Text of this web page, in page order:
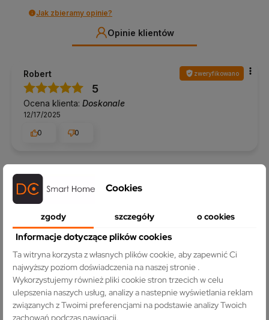
Jak zbieramy opinie?
Opinie klientów
Robert zweryfikowano
5
Ocena klienta: Doskonale
12/17/2025
0
0
Iwona
5
Ocena klienta:
11/5/2025
0
0
Łukasz zweryfikowano
5
Ocena klienta: Doskonale
9/8/2025
Cookies
zgody szczegóły o cookies
Informacje dotyczące plików cookies
Ta witryna korzysta z własnych plików cookie, aby zapewnić Ci
najwyższy poziom doświadczenia na naszej stronie .
Wykorzystujemy również pliki cookie stron trzecich w celu
ulepszenia naszych usług, analizy a nastepnie wyświetlania reklam
związanych z Twoimi preferencjami na podstawie analizy Twoich
zachowań podczas nawigacji.